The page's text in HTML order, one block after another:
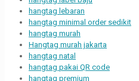
hangtag lebaran
hangtag minimal order sedikit
hangtag murah
Hangtag murah jakarta
hangtag natal
hangtag pakai QR code
hangtag premium